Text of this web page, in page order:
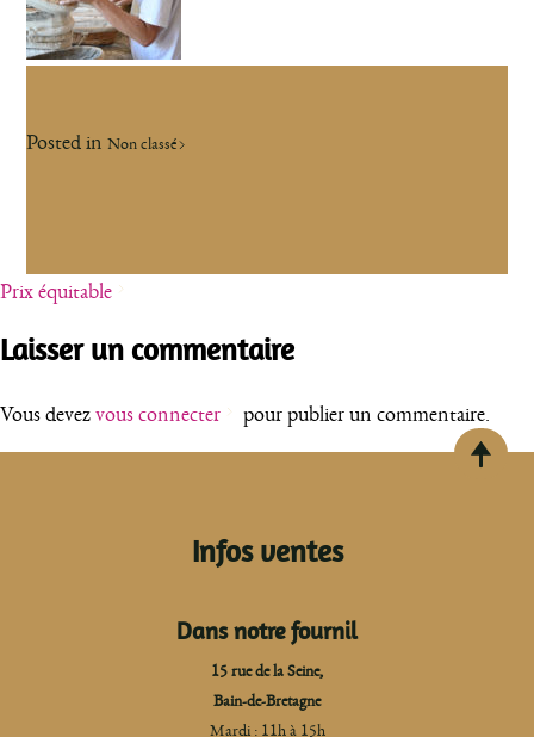
Posted inNon classé
Navigation
de
l’article
Prix équitable
Laisser un commentaire
Vous devez vous connecter pour publier un commentaire.
Infos ventes
Dans notre fournil
15 rue de la Seine,
Bain-de-Bretagne
Mardi : 11h à 15h